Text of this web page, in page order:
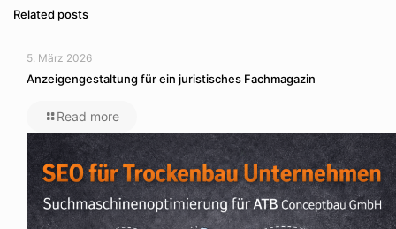
Related posts
5. März 2026
Anzeigengestaltung für ein juristisches Fachmagazin
Read more